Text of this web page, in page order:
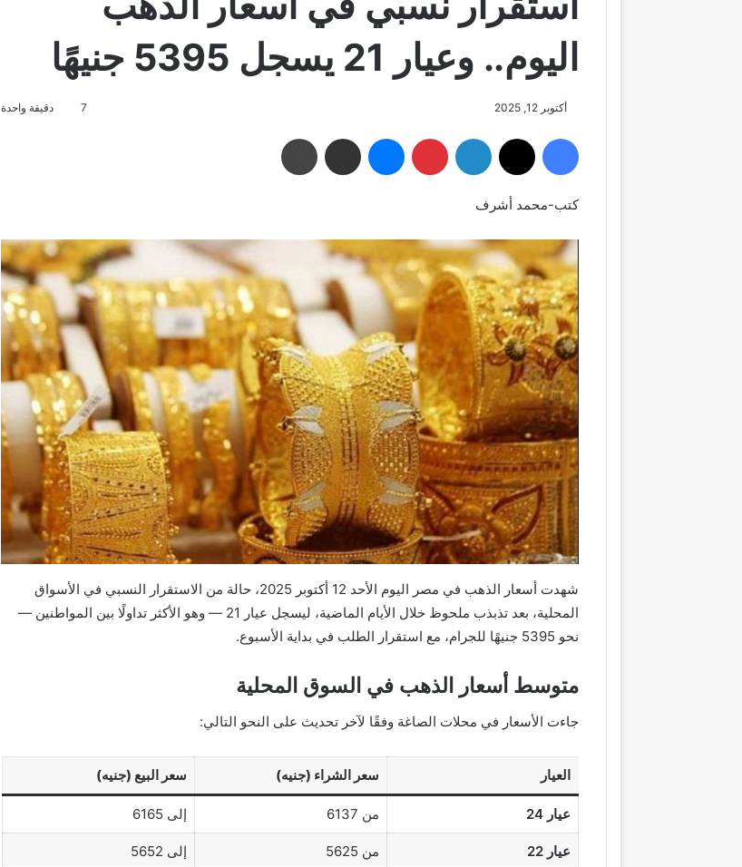
اليوم.. وعيار 21 يسجل 5395 جنيهًا
أكتوبر 12, 2025 7 دقيقة واحدة
فيسبوك لينكدإن بينتيريست ماسنجر مشاركة عبر البريد
كتب-محمد أشرف
شهدت أسعار الذهب في مصر اليوم الأحد 12 أكتوبر 2025، حالة من الاستقرار النسبي في الأسواق
المحلية، بعد تذبذب ملحوظ خلال الأيام الماضية، ليسجل عيار 21 — وهو الأكثر تداولًا بين المواطنين —
نحو 5395 جنيهًا للجرام، مع استقرار الطلب في بداية الأسبوع.
متوسط أسعار الذهب في السوق المحلية
جاءت الأسعار في محلات الصاغة وفقًا لآخر تحديث على النحو التالي:
العيار سعر الشراء (جنيه) سعر البيع (جنيه)
عيار 24 من 6137 إلى 6165
عيار 22 من 5625 إلى 5652